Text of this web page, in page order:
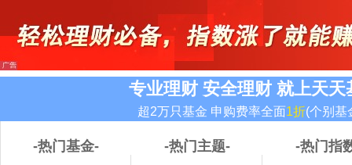
专业理财 安全理财 就上天天
超2万只基金 申购费率全面1折(个别基
-热门基金- -热门主题- -热门指